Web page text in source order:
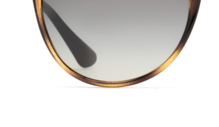
39 mm
Visina leće
50 mm
Širina leće